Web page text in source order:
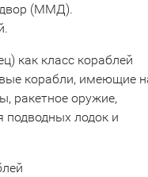
двор (ММД).
как класс кораблей
корабли, имеющие
ракетное оружие,
подводных лодок и